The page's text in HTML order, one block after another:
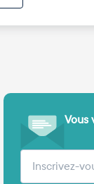
Vous
Votre